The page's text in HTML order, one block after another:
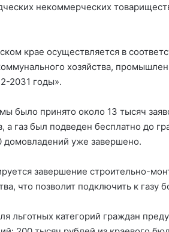
некоммерческих
крае осуществляется в
хозяйства,
2031 годы».
было принято около 13 тысяч
а газ был подведен бесплатно до
уже завершено.
завершение строительно-
что позволит подключить к
льготных категорий граждан